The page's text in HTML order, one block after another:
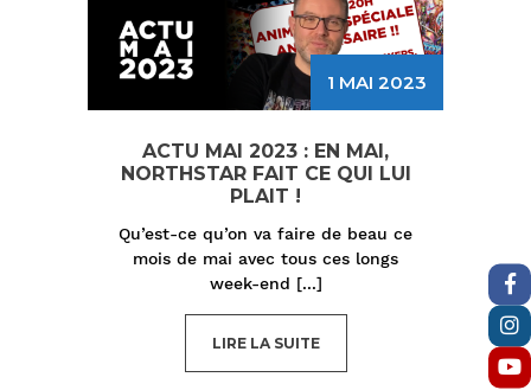
1 MAI 2023
ACTU MAI 2023 : EN MAI,
NORTHSTAR FAIT CE QUI LUI
PLAIT !
Qu’est-ce qu’on va faire de beau ce
mois de mai avec tous ces longs
week-end [...]
LIRE LA SUITE